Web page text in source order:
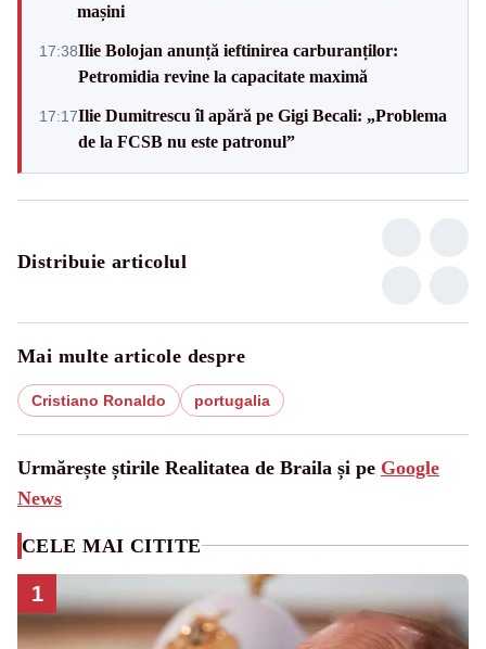
mașini
17:38Ilie Bolojan anunță ieftinirea carburanților:
Petromidia revine la capacitate maximă
17:17Ilie Dumitrescu îl apără pe Gigi Becali: „Problema
de la FCSB nu este patronul”
Distribuie articolul
Mai multe articole despre
Cristiano Ronaldo portugalia
Urmărește știrile Realitatea de Braila și pe Google
News
CELE MAI CITITE
1